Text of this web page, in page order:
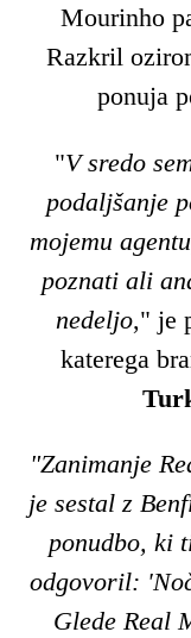
Mourinho
Razkril
ponuja
"V sredo
podaljšanje
mojemu
poznati ali
nedeljo," je
katerega
"Zanimanje
je sestal z
ponudbo, ki
odgovoril:
Glede Real